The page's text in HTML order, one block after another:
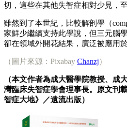
切，這些在其他失智症相對少見，
雖然到了本世紀，比較解剖學（
家鮮少繼續支持此學說，但三元腦學
卻在領域外開花結果，廣泛被應用
（圖片來源：Pixabay Chanzj）
（本文作者為成大醫學院教授、成
灣臨床失智症學會理事長。原文刊
智症大地》／遠流出版）